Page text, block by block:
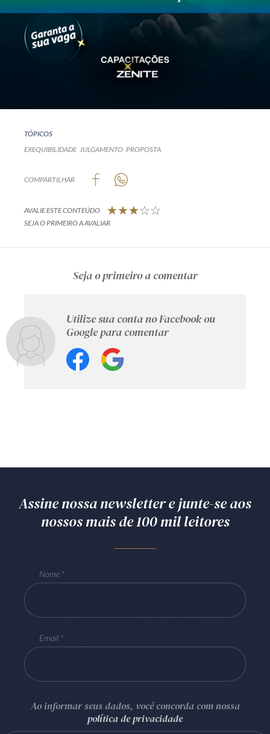
TÓPICOS
EXEQUIBILIDADE JULGAMENTO PROPOSTA
COMPARTILHAR
AVALIE ESTE CONTEÚDO
SEJA O PRIMEIRO A AVALIAR
Seja o primeiro a comentar
Utilize sua conta no Facebook ou
Google para comentar
Assine nossa newsletter e junte-se aos
nossos mais de 100 mil leitores
Nome
Email
Ao informar seus dados, você concorda com nossa
política de privacidade